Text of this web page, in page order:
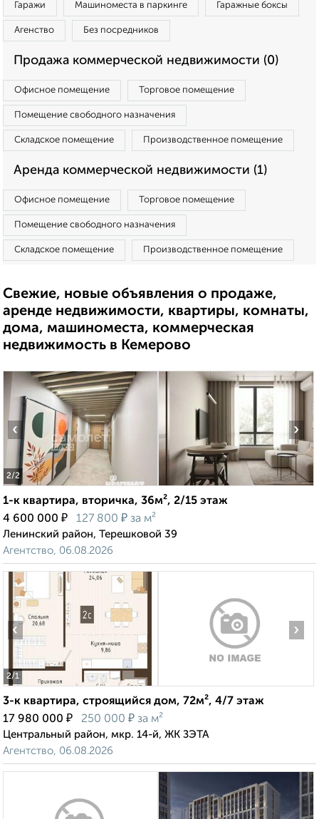
Гаражи Машиноместа в паркинге Гаражные боксы
Агенство Без посредников
Продажа коммерческой недвижимости (0)
Офисное помещение Торговое помещение
Помещение свободного назначения
Складское помещение Производственное помещение
Аренда коммерческой недвижимости (1)
Офисное помещение Торговое помещение
Помещение свободного назначения
Складское помещение Производственное помещение
Свежие, новые объявления о продаже,
аренде недвижимости, квартиры, комнаты,
дома, машиноместа, коммерческая
недвижимость в Кемерово
2/2
‹ ›
1-к квартира, вторичка, 36м², 2/15 этаж
4 600 000 ₽ 127 800 ₽ за м²
Ленинский район, Терешковой 39
Агентство, 06.08.2026
2/1
‹ ›
3-к квартира, строящийся дом, 72м², 4/7 этаж
17 980 000 ₽ 250 000 ₽ за м²
Центральный район, мкр. 14-й, ЖК ЗЭТА
Агентство, 06.08.2026